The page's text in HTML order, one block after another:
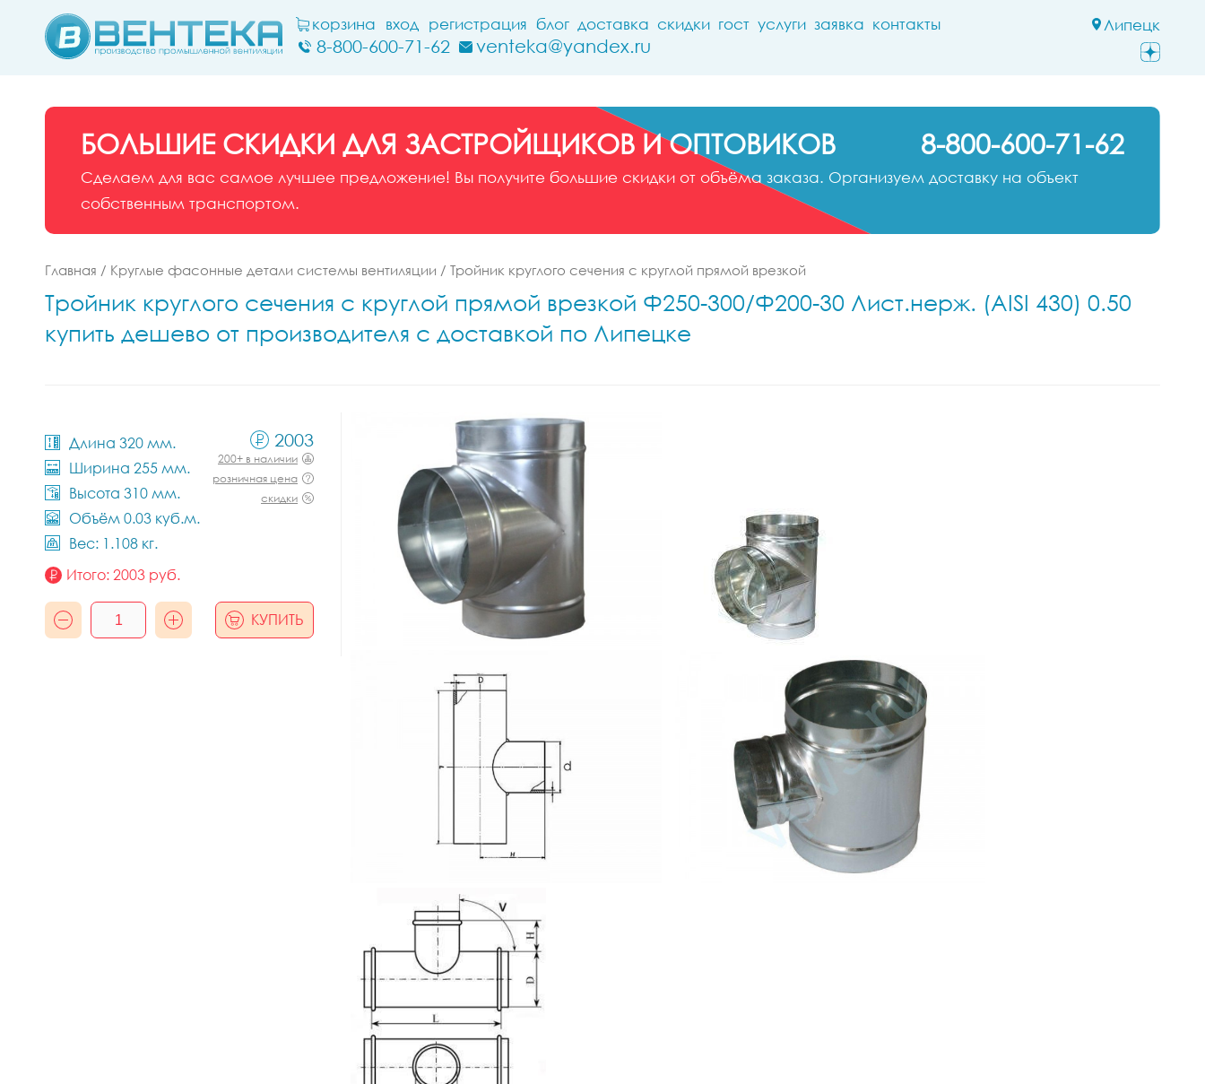
Липецк
корзина вход регистрация блог доставка скидки гост услуги заявка контакты
8-800-600-71-62 venteka@yandex.ru
БОЛЬШИЕ СКИДКИ ДЛЯ ЗАСТРОЙЩИКОВ И ОПТОВИКОВ 8-800-600-71-62
Сделаем для вас самое лучшее предложение! Вы получите большие скидки от объёма заказа. Организуем доставку на объект
собственным транспортом.
Главная / Круглые фасонные детали системы вентиляции / Тройник круглого сечения с круглой прямой врезкой
Тройник круглого сечения с круглой прямой врезкой Ф250-300/Ф200-30 Лист.нерж. (AISI 430) 0.50
купить дешево от производителя с доставкой по Липецке
Длина 320 мм.
Ширина 255 мм.
Высота 310 мм.
Объём 0.03 куб.м.
Вес: 1.108 кг.
2003
200+ в наличии
розничная цена
скидки
Итого: 2003 руб.
КУПИТЬ